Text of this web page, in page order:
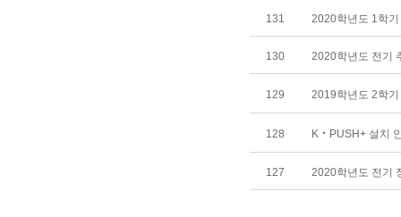
131 2020학년도 1학
130 2020학년도 전기
129 2019학년도 2학
128 K‧PUSH+ 설치
127 2020학년도 전기